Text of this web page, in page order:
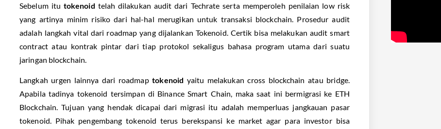
Sebelum itu tokenoid telah dilakukan audit dari Techrate serta memperoleh penilaian low risk
yang artinya minim risiko dari hal-hal merugikan untuk transaksi blockchain. Prosedur audit
adalah langkah vital dari roadmap yang dijalankan Tokenoid. Certik bisa melakukan audit smart
contract atau kontrak pintar dari tiap protokol sekaligus bahasa program utama dari suatu
jaringan blockchain.
Langkah urgen lainnya dari roadmaptokenoid yaitu melakukan cross blockchain atau bridge.
Apabila tadinya tokenoid tersimpan di Binance Smart Chain, maka saat ini bermigrasi ke ETH
Blockchain. Tujuan yang hendak dicapai dari migrasi itu adalah memperluas jangkauan pasar
tokenoid. Pihak pengembang tokenoid terus berekspansi ke market agar para investor bisa